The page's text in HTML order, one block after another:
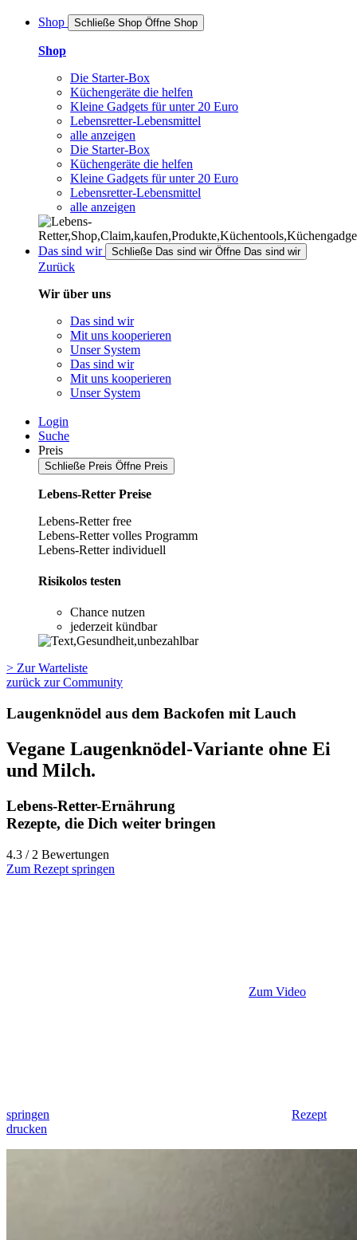
Shop Schließe Shop Öffne Shop
Shop
Die Starter-Box
Küchengeräte die helfen
Kleine Gadgets für unter 20 Euro
Lebensretter-Lebensmittel
alle anzeigen
Die Starter-Box
Küchengeräte die helfen
Kleine Gadgets für unter 20 Euro
Lebensretter-Lebensmittel
alle anzeigen
Das sind wir Schließe Das sind wir Öffne Das sind wir
Zurück
Wir über uns
Das sind wir
Mit uns kooperieren
Unser System
Das sind wir
Mit uns kooperieren
Unser System
Login
Suche
Preis
Schließe Preis Öffne Preis
Lebens-Retter Preise
Lebens-Retter free
Lebens-Retter volles Programm
Lebens-Retter individuell
Risikolos testen
Chance nutzen
jederzeit kündbar
> Zur Warteliste
zurück zur Community
Laugenknödel aus dem Backofen mit Lauch
Vegane Laugenknödel-Variante ohne Ei
und Milch.
Lebens-Retter-Ernährung
Rezepte, die Dich weiter bringen
4.3 / 2 Bewertungen
Zum Rezept springen
Zum Video
springen
Rezept
drucken